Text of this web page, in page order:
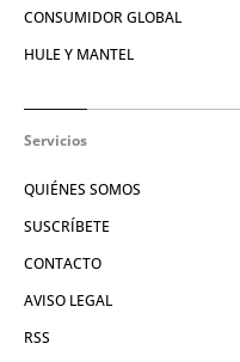
CONSUMIDOR GLOBAL
HULE Y MANTEL
Servicios
QUIÉNES SOMOS
SUSCRÍBETE
CONTACTO
AVISO LEGAL
RSS